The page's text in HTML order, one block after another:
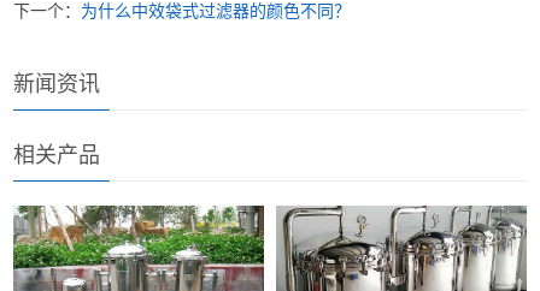
下一个： 为什么中效袋式过滤器的颜色不同？
新闻资讯
相关产品